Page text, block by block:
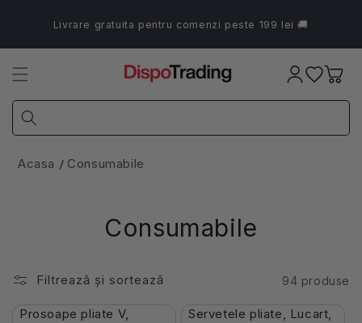
conținutLivrare gratuita pentru comenzi peste 199 lei 🚚
Coș
Acasa Consumabile
Consumabile
Filtrează și sortează 94 produse
Prosoape pliate V,
Servetele pliate, Lucart,